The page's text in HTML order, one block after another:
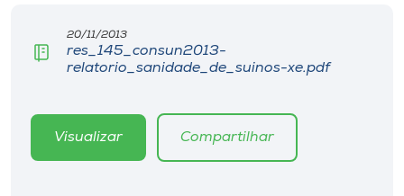
Editora
Rádio
20/11/2013
res_145_consun2013-
relatorio_sanidade_de_suinos-xe.pdf
Visualizar Compartilhar